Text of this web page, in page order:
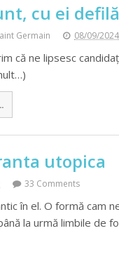
cu ei
Germain 08/09/2024
că ne lipsesc
utopica
33 Comments
în el. O formă cam
la urmă limbile de